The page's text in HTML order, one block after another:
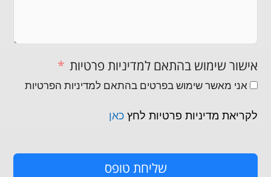
אישור שימוש בהתאם למדיניות פרטיות
אני מאשר שימוש בפרטים בהתאם למדיניות הפרטיות
לקריאת מדיניות פרטיות לחץכאן
שליחת טופס